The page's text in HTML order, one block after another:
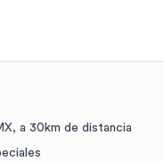
a 30km de distancia